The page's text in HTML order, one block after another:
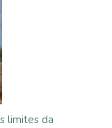
limites da